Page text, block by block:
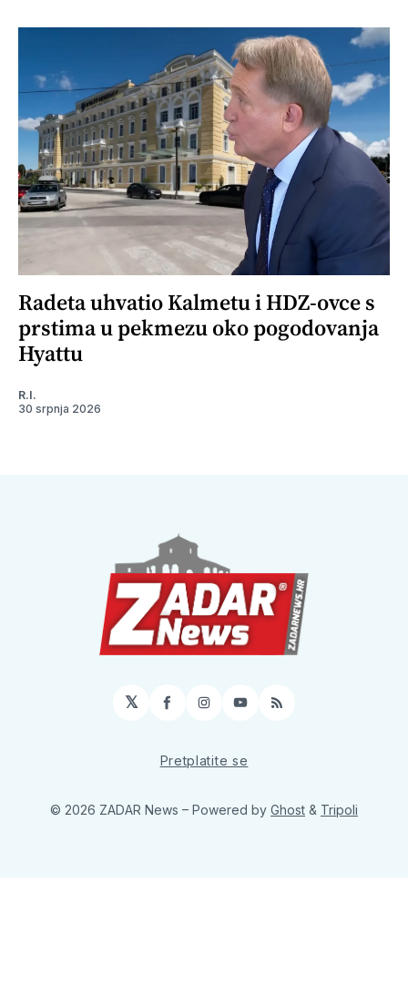
Radeta uhvatio Kalmetu i HDZ-ovce s
prstima u pekmezu oko pogodovanja
Hyattu
R.I.
30 srpnja 2026
𝕏 Facebook
Instagram
YouTube
RSS
Pretplatite se
© 2026 ZADAR News – Powered by Ghost & Tripoli